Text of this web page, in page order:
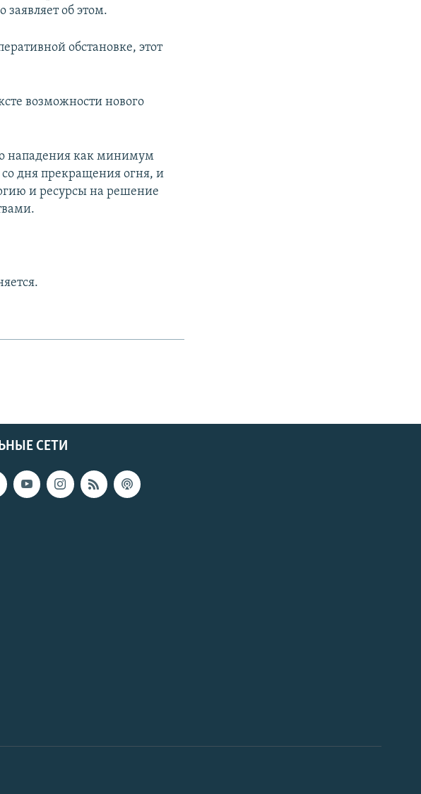
об этом.
обстановке, этот
возможности нового
нападения как минимум
со дня прекращения огня, и
и ресурсы на решение
СЕТИ